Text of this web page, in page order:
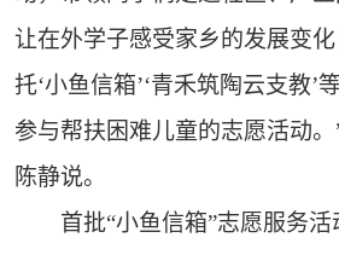
让在外学子感受家乡的发展变
托‘小鱼信箱’‘青禾筑陶云支教’
参与帮扶困难儿童的志愿活动
陈静说。
首批“小鱼信箱”志愿服务活